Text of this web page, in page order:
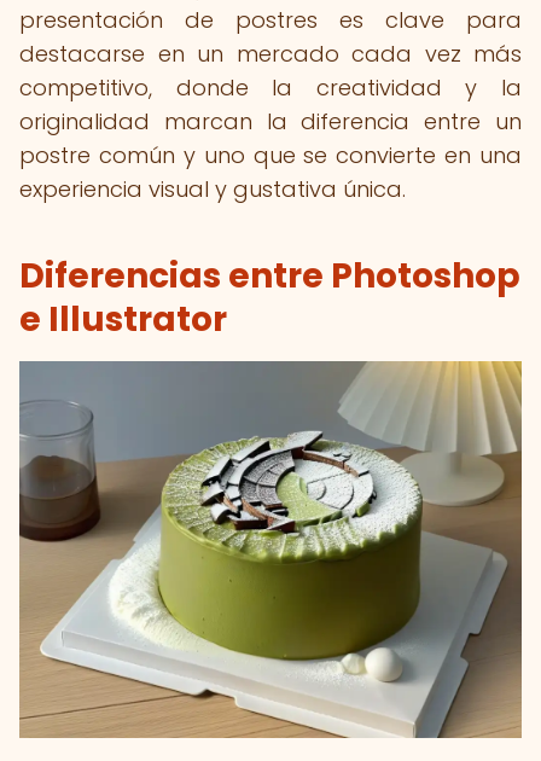
presentación de postres es clave para
destacarse en un mercado cada vez más
competitivo, donde la creatividad y la
originalidad marcan la diferencia entre un
postre común y uno que se convierte en una
experiencia visual y gustativa única.
Diferencias entre Photoshop
e Illustrator